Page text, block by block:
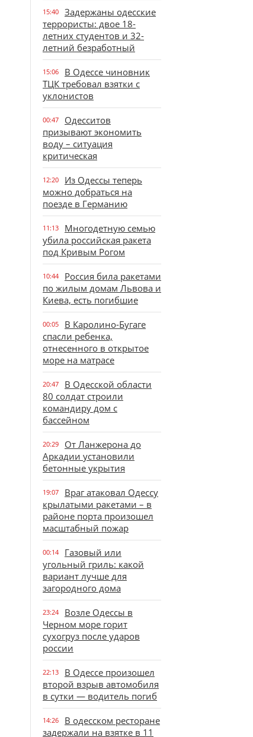
15:40
Задержаны одесские
террористы: двое 18-
летних студентов и 32-
летний безработный
15:06
В Одессе чиновник
ТЦК требовал взятки с
уклонистов
00:47
Одесситов
призывают экономить
воду – ситуация
критическая
12:20
Из Одессы теперь
можно добраться на
поезде в Германию
11:13
Многодетную семью
убила российская ракета
под Кривым Рогом
10:44
Россия била ракетами
по жилым домам Львова и
Киева, есть погибшие
00:05
В Каролино-Бугаге
спасли ребенка,
отнесенного в открытое
море на матрасе
20:47
В Одесской области
80 солдат строили
командиру дом с
бассейном
20:29
От Ланжерона до
Аркадии установили
бетонные укрытия
19:07
Враг атаковал Одессу
крылатыми ракетами – в
районе порта произошел
масштабный пожар
00:14
Газовый или
угольный гриль: какой
вариант лучше для
загородного дома
23:24
Возле Одессы в
Черном море горит
сухогруз после ударов
россии
22:13
В Одессе произошел
второй взрыв автомобиля
в сутки — водитель погиб
14:26
В одесском ресторане
задержали на взятке в 11